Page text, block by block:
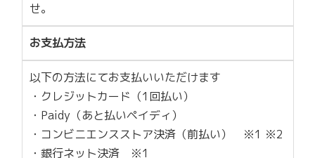
せ。
お支払方法
以下の方法にてお支払いいただけます
・クレジットカード（1回払い）
・Paidy（あと払いペイディ）
・コンビニエンスストア決済（前払い） ※1 ※2
・銀行ネット決済 ※1